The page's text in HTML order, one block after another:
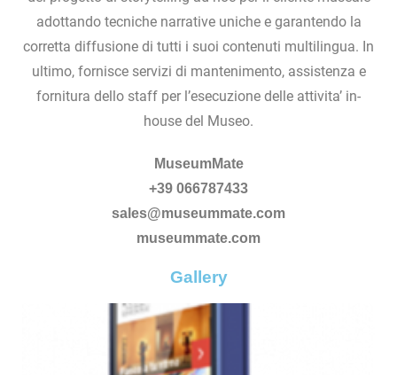
adottando tecniche narrative uniche e garantendo la
corretta diffusione di tutti i suoi contenuti multilingua. In
ultimo, fornisce servizi di mantenimento, assistenza e
fornitura dello staff per l’esecuzione delle attivita’ in-
house del Museo.
MuseumMate
+39 066787433
sales@museummate.com
museummate.com
Gallery